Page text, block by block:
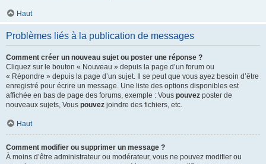
Haut
Problèmes liés à la publication de messages
Comment créer un nouveau sujet ou poster une réponse ?
Cliquez sur le bouton « Nouveau » depuis la page d’un forum ou
« Répondre » depuis la page d’un sujet. Il se peut que vous ayez besoin d’être
enregistré pour écrire un message. Une liste des options disponibles est
affichée en bas de page des forums, exemple : Vous pouvez poster de
nouveaux sujets, Vous pouvez joindre des fichiers, etc.
Haut
Comment modifier ou supprimer un message ?
À moins d’être administrateur ou modérateur, vous ne pouvez modifier ou